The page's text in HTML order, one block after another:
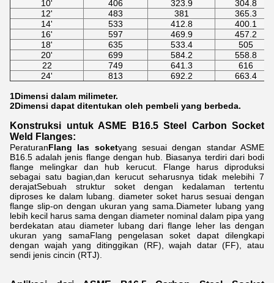
10'
406 323.9
304.8
12'
483 381
365.3
14'
533 412.8
400.1
16'
597 469.9
457.2
18'
635 533.4
505
20'
699 584.2
558.8
22
749 641.3
616
24'
813 692.2 663.4
1Dimensi dalam milimeter.
2Dimensi dapat ditentukan oleh pembeli yang berbeda.
Konstruksi untuk ASME B16.5 Steel Carbon Socket
Weld Flanges:
PeraturanFlang las soketyang sesuai dengan standar ASME
B16.5 adalah jenis flange dengan hub. Biasanya terdiri dari bodi
flange melingkar dan hub kerucut. Flange harus diproduksi
sebagai satu bagian,dan kerucut seharusnya tidak melebihi 7
derajatSebuah struktur soket dengan kedalaman tertentu
diproses ke dalam lubang. diameter soket harus sesuai dengan
flange slip-on dengan ukuran yang sama.Diameter lubang yang
lebih kecil harus sama dengan diameter nominal dalam pipa yang
berdekatan atau diameter lubang dari flange leher las dengan
ukuran yang samaFlang pengelasan soket dapat dilengkapi
dengan wajah yang ditinggikan (RF), wajah datar (FF), atau
sendi jenis cincin (RTJ).